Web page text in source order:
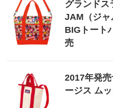
グランドス
JAM（ジャ
BIGトート
売
2017年発
ージス ム